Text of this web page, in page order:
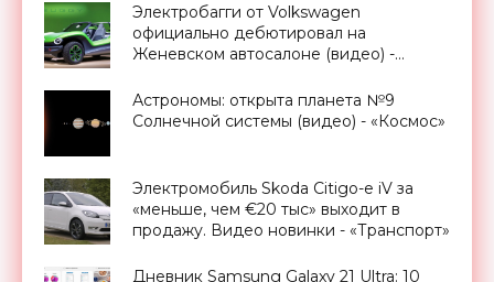
Электробагги от Volkswagen
официально дебютировал на
Женевском автосалоне (видео) -
Астрономы: открыта планета №9
Солнечной системы (видео) - «Космос»
Электромобиль Skoda Citigo-e iV за
«меньше, чем €20 тыс» выходит в
продажу. Видео новинки - «Транспорт»
Дневник Samsung Galaxy 21 Ultra: 10